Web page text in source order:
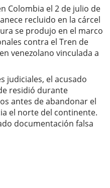
Colombia el 2 de julio de
recluido en la cárcel
se produjo en el marco
contra el Tren de
venezolano vinculada a
judiciales, el acusado
residió durante
antes de abandonar el
el norte del continente.
documentación falsa